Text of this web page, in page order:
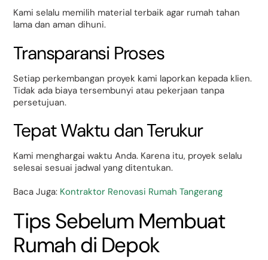
Kami selalu memilih material terbaik agar rumah tahan
lama dan aman dihuni.
Transparansi Proses
Setiap perkembangan proyek kami laporkan kepada klien.
Tidak ada biaya tersembunyi atau pekerjaan tanpa
persetujuan.
Tepat Waktu dan Terukur
Kami menghargai waktu Anda. Karena itu, proyek selalu
selesai sesuai jadwal yang ditentukan.
Baca Juga: Kontraktor Renovasi Rumah Tangerang
Tips Sebelum Membuat
Rumah di Depok